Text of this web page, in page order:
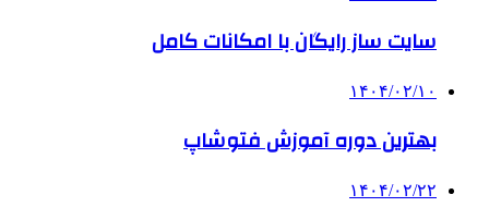
سایت ساز رایگان با امکانات کامل
۱۴۰۴/۰۲/۱۰
بهترین دوره آموزش فتوشاپ
۱۴۰۴/۰۲/۲۲